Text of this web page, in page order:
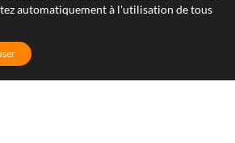
automatiquement à l'utilisation de tous